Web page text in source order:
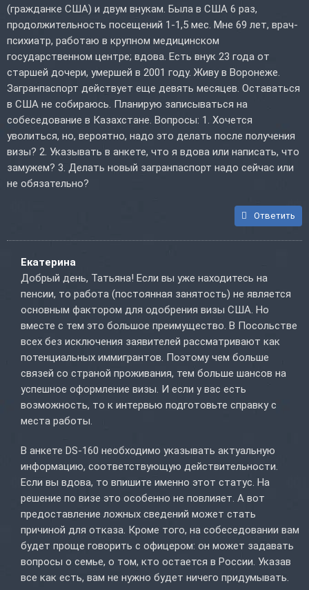
(гражданке США) и двум внукам. Была в США 6 раз,
продолжительность посещений 1-1,5 мес. Мне 69 лет, врач-
психиатр, работаю в крупном медицинском
государственном центре; вдова. Есть внук 23 года от
старшей дочери, умершей в 2001 году. Живу в Воронеже.
Загранпаспорт действует еще девять месяцев. Оставаться
в США не собираюсь. Планирую записываться на
собеседование в Казахстане. Вопросы: 1. Хочется
уволиться, но, вероятно, надо это делать после получения
визы? 2. Указывать в анкете, что я вдова или написать, что
замужем? 3. Делать новый загранпаспорт надо сейчас или
не обязательно?
Ответить
Екатерина
Добрый день, Татьяна! Если вы уже находитесь на
пенсии, то работа (постоянная занятость) не является
основным фактором для одобрения визы США. Но
вместе с тем это большое преимущество. В Посольстве
всех без исключения заявителей рассматривают как
потенциальных иммигрантов. Поэтому чем больше
связей со страной проживания, тем больше шансов на
успешное оформление визы. И если у вас есть
возможность, то к интервью подготовьте справку с
места работы.
В анкете DS-160 необходимо указывать актуальную
информацию, соответствующую действительности.
Если вы вдова, то впишите именно этот статус. На
решение по визе это особенно не повлияет. А вот
предоставление ложных сведений может стать
причиной для отказа. Кроме того, на собеседовании вам
будет проще говорить с офицером: он может задавать
вопросы о семье, о том, кто остается в России. Указав
все как есть, вам не нужно будет ничего придумывать.